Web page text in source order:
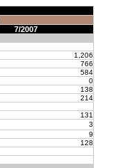
7/2007
1,206
766
584
0
138
214
131
3
9
128